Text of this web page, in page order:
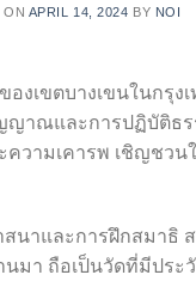
ON APRIL 14, 2024 BY NOI
เขตบางเขนในกรุง
ณและการปฏิบัติธร
ความเคารพ เชิญชว
นาและการฝึกสมาธิ
มา ถือเป็นวัดที่มีปร